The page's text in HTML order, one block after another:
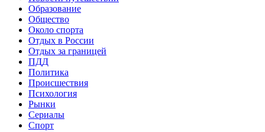
Образование
Общество
Около спорта
Отдых в России
Отдых за границей
ПДД
Политика
Происшествия
Психология
Рынки
Сериалы
Спорт